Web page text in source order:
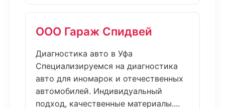
ООО Гараж Спидвей
Диагностика авто в Уфа
Специализируемся на диагностика
авто для иномарок и отечественных
автомобилей. Индивидуальный
подход, качественные материалы....